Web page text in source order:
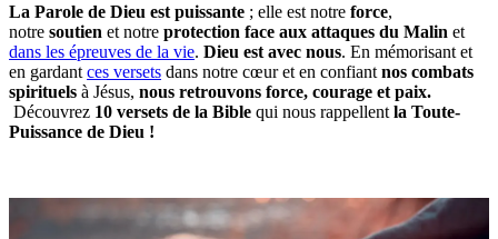
La Parole de Dieu est puissante ; elle est notre force,
notre soutien et notre protection face aux attaques du Malin et
dans les épreuves de la vie. Dieu est avec nous. En mémorisant et
en gardant ces versets dans notre cœur et en confiant nos combats
spirituels à Jésus, nous retrouvons force, courage et paix.
Découvrez 10 versets de la Bible qui nous rappellent la Toute-
Puissance de Dieu !